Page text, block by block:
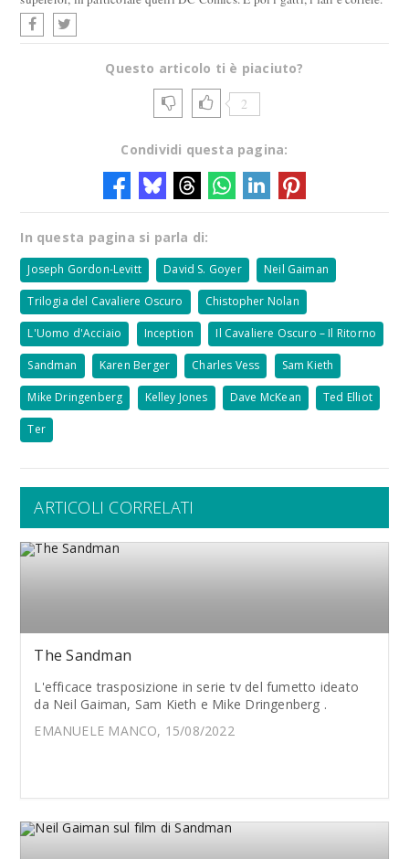
Questo articolo ti è piaciuto?
2
Condividi questa pagina:
In questa pagina si parla di:
Joseph Gordon-Levitt David S. Goyer Neil Gaiman
Trilogia del Cavaliere Oscuro Chistopher Nolan
L'Uomo d'Acciaio Inception Il Cavaliere Oscuro – Il Ritorno
Sandman Karen Berger Charles Vess Sam Kieth
Mike Dringenberg Kelley Jones Dave McKean Ted Elliot
Ter
ARTICOLI CORRELATI
The Sandman
L'efficace trasposizione in serie tv del fumetto ideato
da Neil Gaiman, Sam Kieth e Mike Dringenberg .
EMANUELE MANCO, 15/08/2022